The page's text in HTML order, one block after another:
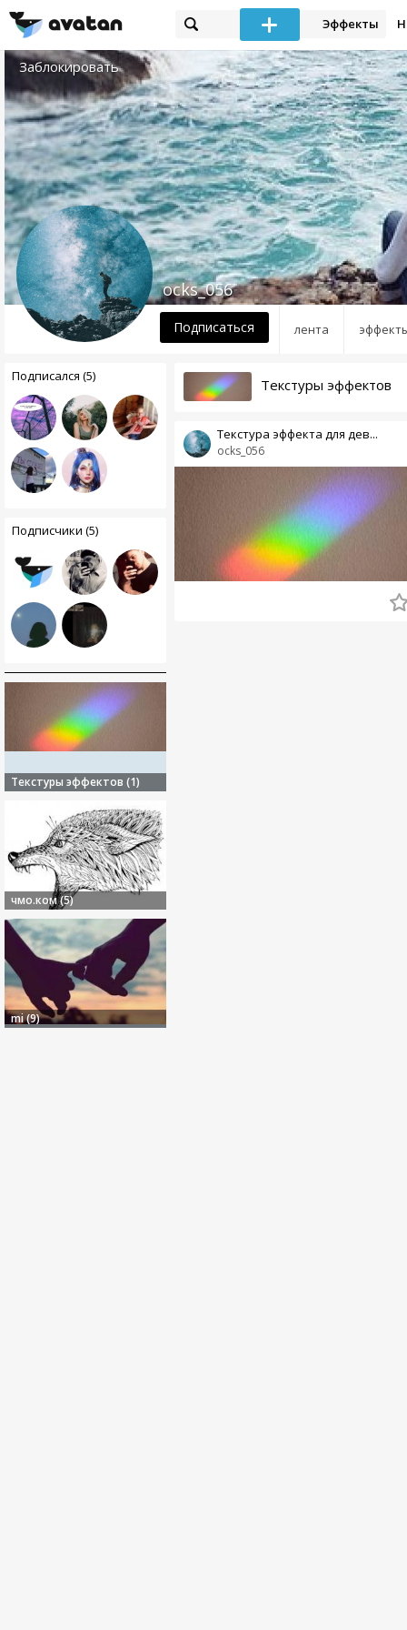
Эффекты
Заблокировать
лента
ocks_056
Подписаться
Подписался (5)
Подписчики (5)
Текстуры эффектов (1)
чмо.ком (5)
mi (9)
Текстуры эффектов
ocks_056
Текстура эффекта для дев...